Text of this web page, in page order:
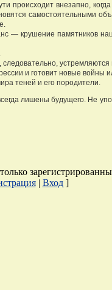
происходит внезапно, когда
самостоятельными
— крушение памятников
и готовит новые войны
теней и его породители.
лишены будущего. Не
| Вход]